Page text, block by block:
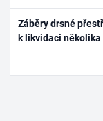
Záběry drsné
k likvidaci